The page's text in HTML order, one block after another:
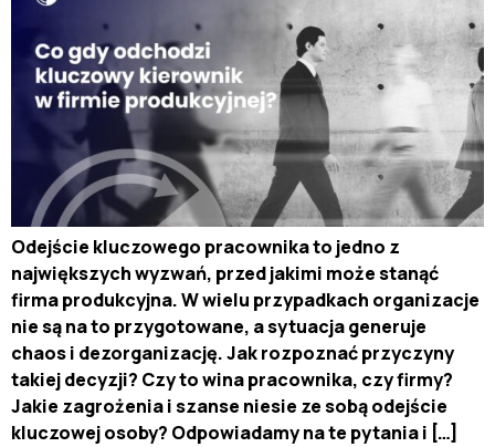
Odejście kluczowego pracownika to jedno z
największych wyzwań, przed jakimi może stanąć
firma produkcyjna. W wielu przypadkach organizacje
nie są na to przygotowane, a sytuacja generuje
chaos i dezorganizację. Jak rozpoznać przyczyny
takiej decyzji? Czy to wina pracownika, czy firmy?
Jakie zagrożenia i szanse niesie ze sobą odejście
kluczowej osoby? Odpowiadamy na te pytania i […]